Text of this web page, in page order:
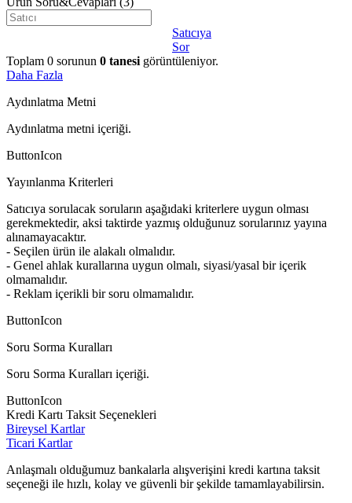
Satıcıya
Sor
Toplam 0 sorunun 0 tanesi görüntüleniyor.
Daha Fazla
Aydınlatma Metni
Aydınlatma metni içeriği.
ButtonIcon
Yayınlanma Kriterleri
Satıcıya sorulacak soruların aşağıdaki kriterlere uygun olması
gerekmektedir, aksi taktirde yazmış olduğunuz sorularınız yayına
alınamayacaktır.
- Seçilen ürün ile alakalı olmalıdır.
- Genel ahlak kurallarına uygun olmalı, siyasi/yasal bir içerik
olmamalıdır.
- Reklam içerikli bir soru olmamalıdır.
ButtonIcon
Soru Sorma Kuralları
Soru Sorma Kuralları içeriği.
ButtonIcon
Kredi Kartı Taksit Seçenekleri
Bireysel Kartlar
Ticari Kartlar
Anlaşmalı olduğumuz bankalarla alışverişini kredi kartına taksit
seçeneği ile hızlı, kolay ve güvenli bir şekilde tamamlayabilirsin.